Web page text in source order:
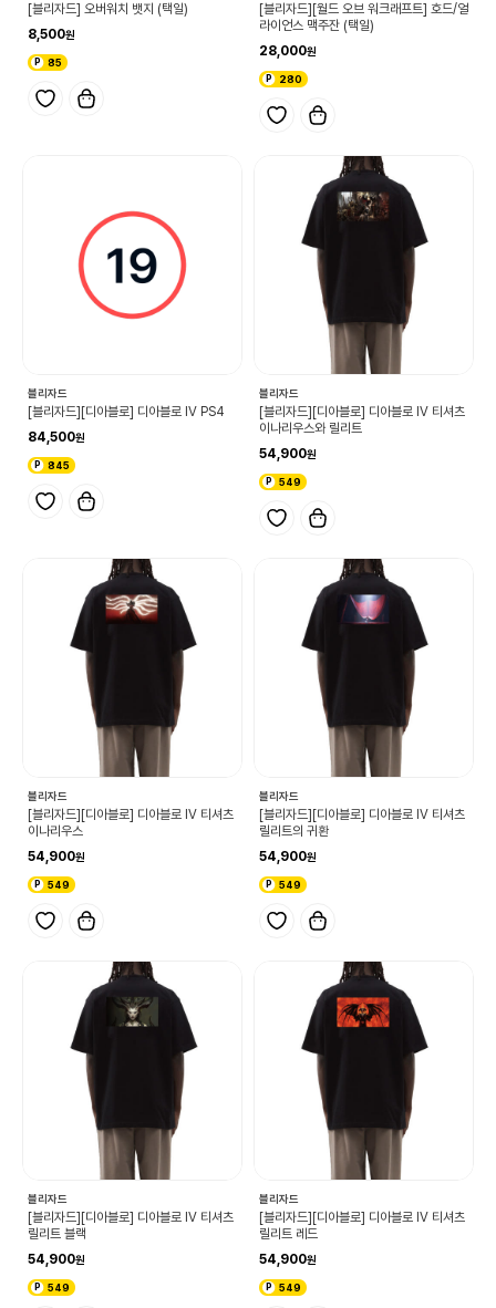
[블리자드] 오버워치 뱃지 (택일)
8,500
85
[블리자드][월드 오브 워크래프트] 호드/얼
라이언스 맥주잔 (택일)
28,000
280
블리자드
[블리자드][디아블로] 디아블로 IV PS4
84,500
845
블리자드
[블리자드][디아블로] 디아블로 IV 티셔츠
이나리우스와 릴리트
54,900
549
블리자드
[블리자드][디아블로] 디아블로 IV 티셔츠
이나리우스
54,900
549
블리자드
[블리자드][디아블로] 디아블로 IV 티셔츠
릴리트의 귀환
54,900
549
블리자드
[블리자드][디아블로] 디아블로 IV 티셔츠
릴리트 블랙
54,900
549
블리자드
[블리자드][디아블로] 디아블로 IV 티셔츠
릴리트 레드
54,900
549